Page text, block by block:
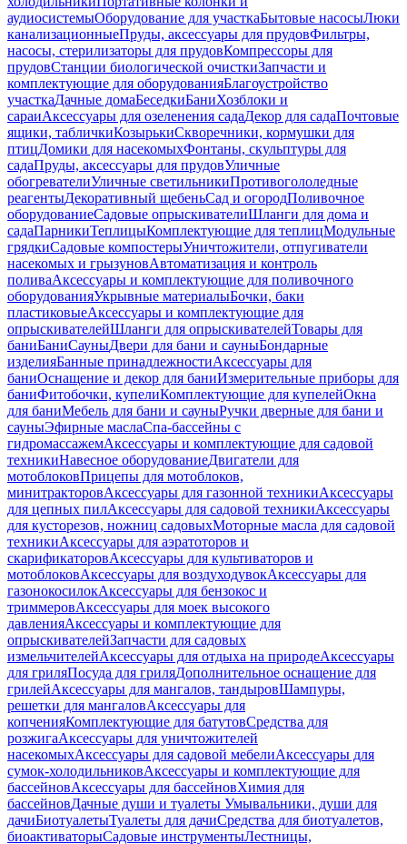
аудиосистемыОборудование для участкаБытовые насосыЛюки
канализационныеПруды, аксессуары для прудовФильтры,
насосы, стерилизаторы для прудовКомпрессоры для
прудовСтанции биологической очисткиЗапчасти и
комплектующие для оборудованияБлагоустройство
участкаДачные домаБеседкиБаниХозблоки и
сараиАксессуары для озеленения садаДекор для садаПочтовые
ящики, табличкиКозырькиСкворечники, кормушки для
птицДомики для насекомыхФонтаны, скульптуры для
садаПруды, аксессуары для прудовУличные
обогревателиУличные светильникиПротивогололедные
реагентыДекоративный щебеньСад и огородПоливочное
оборудованиеСадовые опрыскивателиШланги для дома и
садаПарникиТеплицыКомплектующие для теплицМодульные
грядкиСадовые компостерыУничтожители, отпугиватели
насекомых и грызуновАвтоматизация и контроль
поливаАксессуары и комплектующие для поливочного
оборудованияУкрывные материалыБочки, баки
пластиковыеАксессуары и комплектующие для
опрыскивателейШланги для опрыскивателейТовары для
баниБаниСауныДвери для бани и сауныБондарные
изделияБанные принадлежностиАксессуары для
баниОснащение и декор для баниИзмерительные приборы для
баниФитобочки, купелиКомплектующие для купелейОкна
для баниМебель для бани и сауныРучки дверные для бани и
сауныЭфирные маслаСпа-бассейны с
гидромассажемАксессуары и комплектующие для садовой
техникиНавесное оборудованиеДвигатели для
мотоблоковПрицепы для мотоблоков,
минитракторовАксессуары для газонной техникиАксессуары
для цепных пилАксессуары для садовой техникиАксессуары
для кусторезов, ножниц садовыхМоторные масла для садовой
техникиАксессуары для аэратоторов и
скарификаторовАксессуары для культиваторов и
мотоблоковАксессуары для воздуходувокАксессуары для
газонокосилокАксессуары для бензокос и
триммеровАксессуары для моек высокого
давленияАксессуары и комплектующие для
опрыскивателейЗапчасти для садовых
измельчителейАксессуары для отдыха на природеАксессуары
для гриляПосуда для гриляДополнительное оснащение для
грилейАксессуары для мангалов, тандыровШампуры,
решетки для мангаловАксессуары для
копченияКомплектующие для батутовСредства для
розжигаАксессуары для уничтожителей
насекомыхАксессуары для садовой мебелиАксессуары для
сумок-холодильниковАксессуары и комплектующие для
бассейновАксессуары для бассейновХимия для
бассейновДачные души и туалеты Умывальники, души для
дачиБиотуалетыТуалеты для дачиСредства для биотуалетов,
биоактиваторыСадовые инструментыЛестницы,